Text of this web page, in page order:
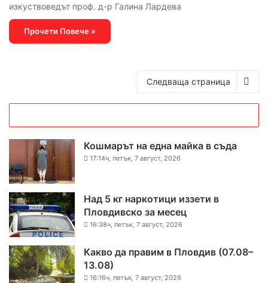
изкуствоведът проф. д-р Галина Лардева
Прочети Повече »
Следваща страница
Кошмарът на една майка в съда
17:14ч, петък, 7 август, 2026
Над 5 кг наркотици иззети в
Пловдивско за месец
16:38ч, петък, 7 август, 2026
Какво да правим в Пловдив (07.08–
13.08)
16:16ч, петък, 7 август, 2026